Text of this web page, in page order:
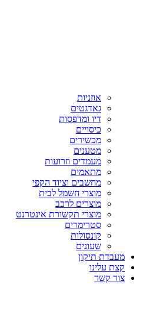
אוזניות
גאדגטים
דיו ומדפסות
כיסויים
מכשירים
מטענים
מעמדים וזרועות
מתאמים
מחשבים וציוד הקפי
מוצרי חשמל לבית
מוצרים לרכב
מוצרי תקשורת אינטרנט
סטרימרים
קונסולות
שעונים
מעבדת תיקון
קצת עלינו
צור קשר